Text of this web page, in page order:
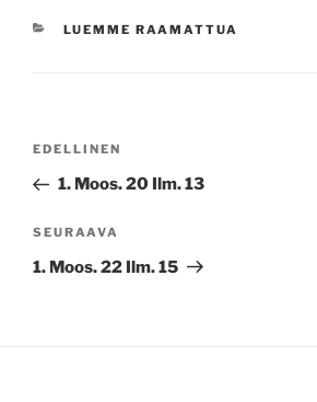
KATEGORIAT
LUEMME RAAMATTUA
Edellinen
artikkeli
EDELLINEN
1. Moos. 20 Ilm. 13
Seuraava
artikkeli
SEURAAVA
1. Moos. 22 Ilm. 15